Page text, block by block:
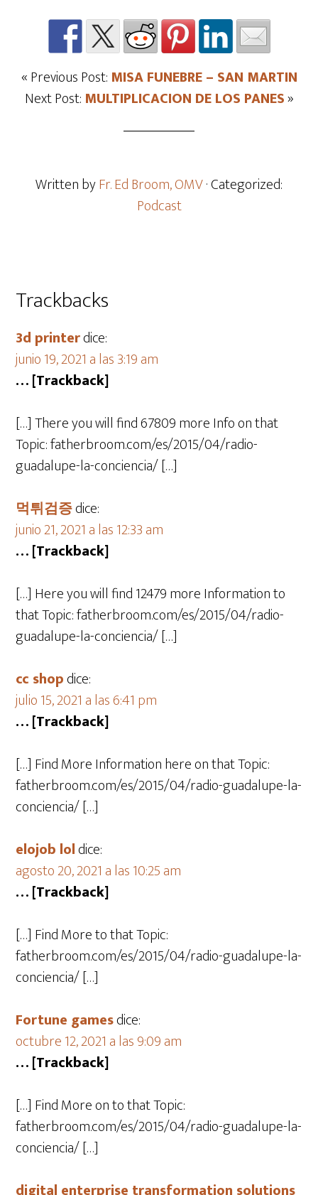
« Previous Post: MISA FUNEBRE – SAN MARTIN
Next Post: MULTIPLICACION DE LOS PANES»
Written byFr. Ed Broom, OMV· Categorized:
Podcast
Trackbacks
3d printerdice:
junio 19, 2021 a las 3:19 am
… [Trackback]
[…] There you will find 67809 more Info on that
Topic: fatherbroom.com/es/2015/04/radio-
guadalupe-la-conciencia/ […]
먹튀검증dice:
junio 21, 2021 a las 12:33 am
… [Trackback]
[…] Here you will find 12479 more Information to
that Topic: fatherbroom.com/es/2015/04/radio-
guadalupe-la-conciencia/ […]
cc shopdice:
julio 15, 2021 a las 6:41 pm
… [Trackback]
[…] Find More Information here on that Topic:
fatherbroom.com/es/2015/04/radio-guadalupe-la-
conciencia/ […]
elojob loldice:
agosto 20, 2021 a las 10:25 am
… [Trackback]
[…] Find More to that Topic:
fatherbroom.com/es/2015/04/radio-guadalupe-la-
conciencia/ […]
Fortune gamesdice:
octubre 12, 2021 a las 9:09 am
… [Trackback]
[…] Find More on to that Topic:
fatherbroom.com/es/2015/04/radio-guadalupe-la-
conciencia/ […]